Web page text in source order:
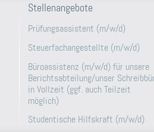
Stellenangebote
Prüfungsassistent (m/w/d)
Steuerfachangestellte (m/w/d)
Büroassistenz (m/w/d) für unsere
Berichtsabteilung/unser
in Vollzeit (ggf. auch Teilzeit
möglich)
Studentische Hilfskraft (m/w/d)